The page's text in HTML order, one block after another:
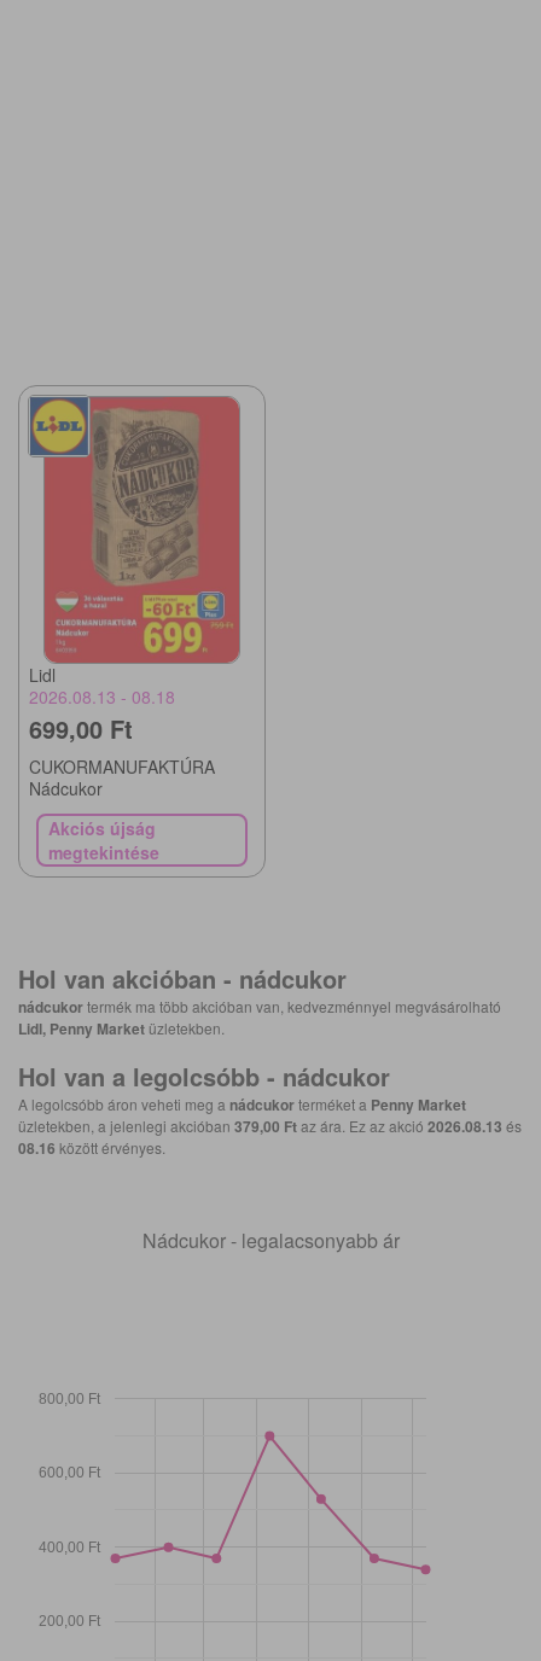
Lidl
2026.08.13 - 08.18
699,00 Ft
CUKORMANUFAKTÚRA
Nádcukor
Akciós újság
megtekintése
Hol van akcióban - nádcukor
nádcukortermék ma több akcióban van, kedvezménnyel megvásárolható
Lidl, Penny Market üzletekben.
Hol van a legolcsóbb - nádcukor
A legolcsóbb áron veheti meg a nádcukorterméket a Penny Market
üzletekben, a jelenlegi akcióban 379,00 Ftaz ára. Ez az akció 2026.08.13 és
08.16 között érvényes.
Nádcukor - legalacsonyabb ár
200,00 Ft
400,00 Ft
600,00 Ft
800,00 Ft